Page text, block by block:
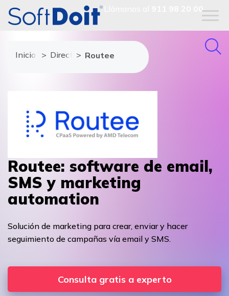
911 98 20 00
Inicio Directorio de proveedores
Routee
Routee: software de email,
SMS y marketing
automation
Solución de marketing para crear, enviar y hacer
seguimiento de campañas vía email y SMS.
Consulta gratis a experto